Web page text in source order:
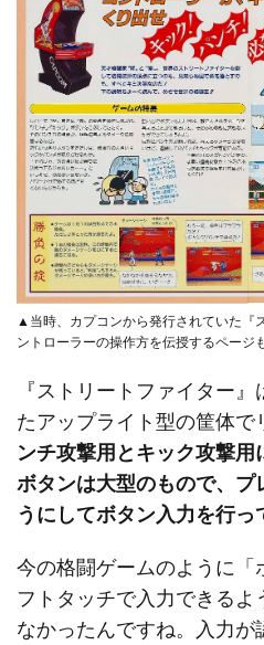
▲当時、カプコンから発行されていた『
ントローラーの操作方を伝授するページ
『ストリートファイター
たアップライト型の筐体
ンチ攻撃用とキック攻撃
ボタンは大型のもので、プ
うにしてボタン入力を行っ
今の格闘ゲームのように「
フトタッチで入力できる
なかったんですね。入力